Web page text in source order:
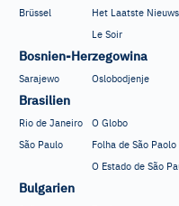
Brüssel Het Laatste Nieuws
Le Soir
Bosnien-Herzegowina
Sarajewo Oslobodjenje
Brasilien
Rio de Janeiro O Globo
São Paulo
Folha de São Paolo
O Estado de São
Bulgarien